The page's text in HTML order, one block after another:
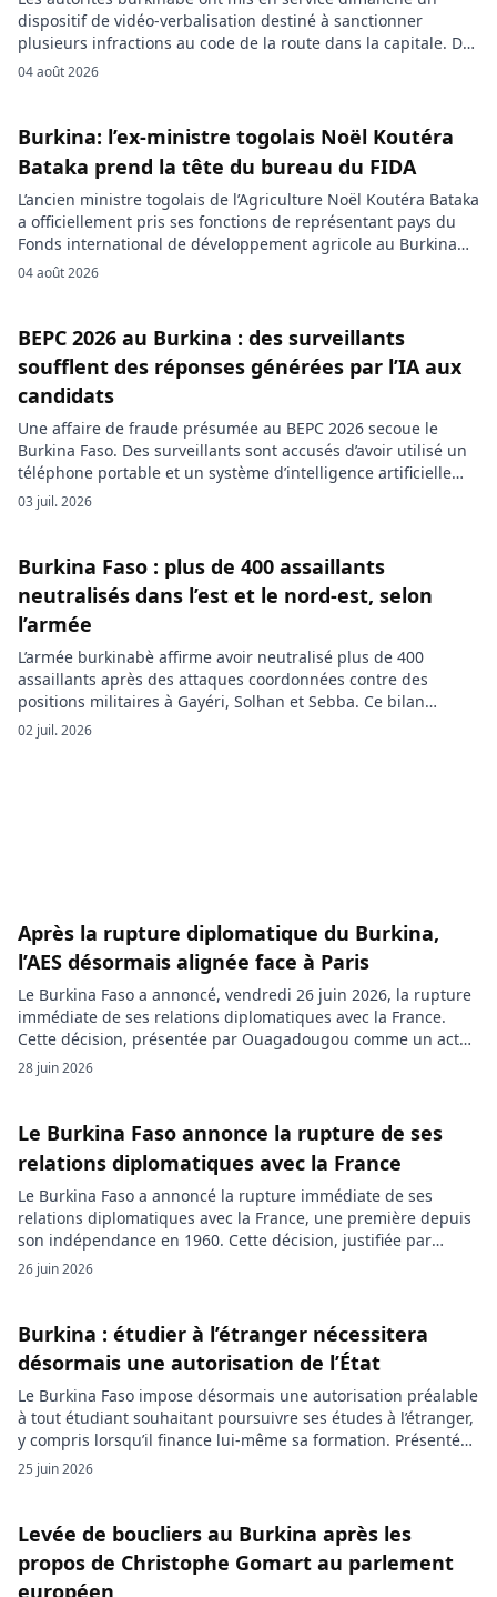
dispositif de vidéo-verbalisation destiné à sanctionner
plusieurs infractions au code de la route dans la capitale. Des
caméras installées par le ministère de la Sécurité
après le lancement du système, plus […]
04 août 2026
Burkina: l’ex-ministre togolais Noël Koutéra
Bataka prend la tête du bureau du FIDA
L’ancien ministre togolais de l’Agriculture Noël Koutéra Bataka
a officiellement pris ses fonctions de représentant pays du
Fonds international de développement agricole au Burkina
Faso. Il a remis vendredi soir sa lettre de cabinet au ministre
04 août 2026
BEPC 2026 au Burkina : des surveillants
soufflent des réponses générées par l’IA aux
candidats
Une affaire de fraude présumée au BEPC 2026 secoue le
Burkina Faso. Des surveillants sont accusés d’avoir utilisé un
téléphone portable et un système d’intelligence artificielle
pour fournir des réponses à des candidats lors d’une épreuve
officielle. Les faits se seraient produits au centre secondaire
Zoundwéogo. […]
03 juil. 2026
Burkina Faso : plus de 400 assaillants
neutralisés dans l’est et le nord-est, selon
l’armée
L’armée burkinabè affirme avoir neutralisé plus de 400
assaillants après des attaques coordonnées contre des
positions militaires à Gayéri, Solhan et Sebba. Ce bilan
intervient dans un contexte de forte tension sécuritaire et
02 juil. 2026
Après la rupture diplomatique du Burkina,
l’AES désormais alignée face à Paris
Le Burkina Faso a annoncé, vendredi 26 juin 2026, la rupture
immédiate de ses relations diplomatiques avec la France.
Cette décision, présentée par Ouagadougou comme un acte
de souveraineté, confirme la dégradation profonde des
28 juin 2026
Le Burkina Faso annonce la rupture de ses
relations diplomatiques avec la France
Le Burkina Faso a annoncé la rupture immédiate de ses
relations diplomatiques avec la France, une première depuis
son indépendance en 1960. Cette décision, justifiée par
Ouagadougou au nom de la souveraineté nationale et de la
non-ingérence, consacre l’effondrement d’une relation
pouvoir du capitaine Ibrahim Traoré. Le gouvernement […]
26 juin 2026
Burkina : étudier à l’étranger nécessitera
désormais une autorisation de l’État
Le Burkina Faso impose désormais une autorisation préalable
à tout étudiant souhaitant poursuivre ses études à l’étranger,
y compris lorsqu’il finance lui-même sa formation. Présentée
comme une mesure de suivi des parcours et d’insertion
professionnelle, cette décision du gouvernement Traoré
étudiante. Le Conseil des ministres burkinabè […]
25 juin 2026
Levée de boucliers au Burkina après les
propos de Christophe Gomart au parlement
européen